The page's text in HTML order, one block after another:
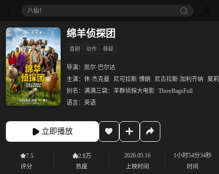
八仙！
绵羊侦探团
喜剧 动作 悬疑
导演： 凯尔·巴尔达
主演： 休·杰克曼 尼可拉斯·博朗 尼古拉斯·加利齐纳
莫
别名： 满满三袋：羊群侦探大电影 ThreeBagsFull
语言： 英语
立即播放
7.5
评分
2.8万
热度
2026.05.16
上映时间
1小时54分34秒
时间